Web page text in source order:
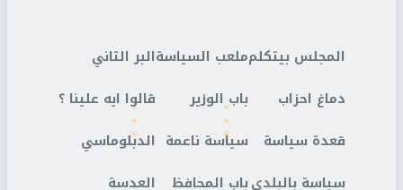
المجلس بيتكلم
دماغ احزاب
قعدة سياسة
سياسة بالبلدي
ملعب السياسة
باب الوزير
سياسة ناعمة
باب المحافظ
البر التاني
قالوا ايه علينا ؟
الدبلوماسي
العدسة